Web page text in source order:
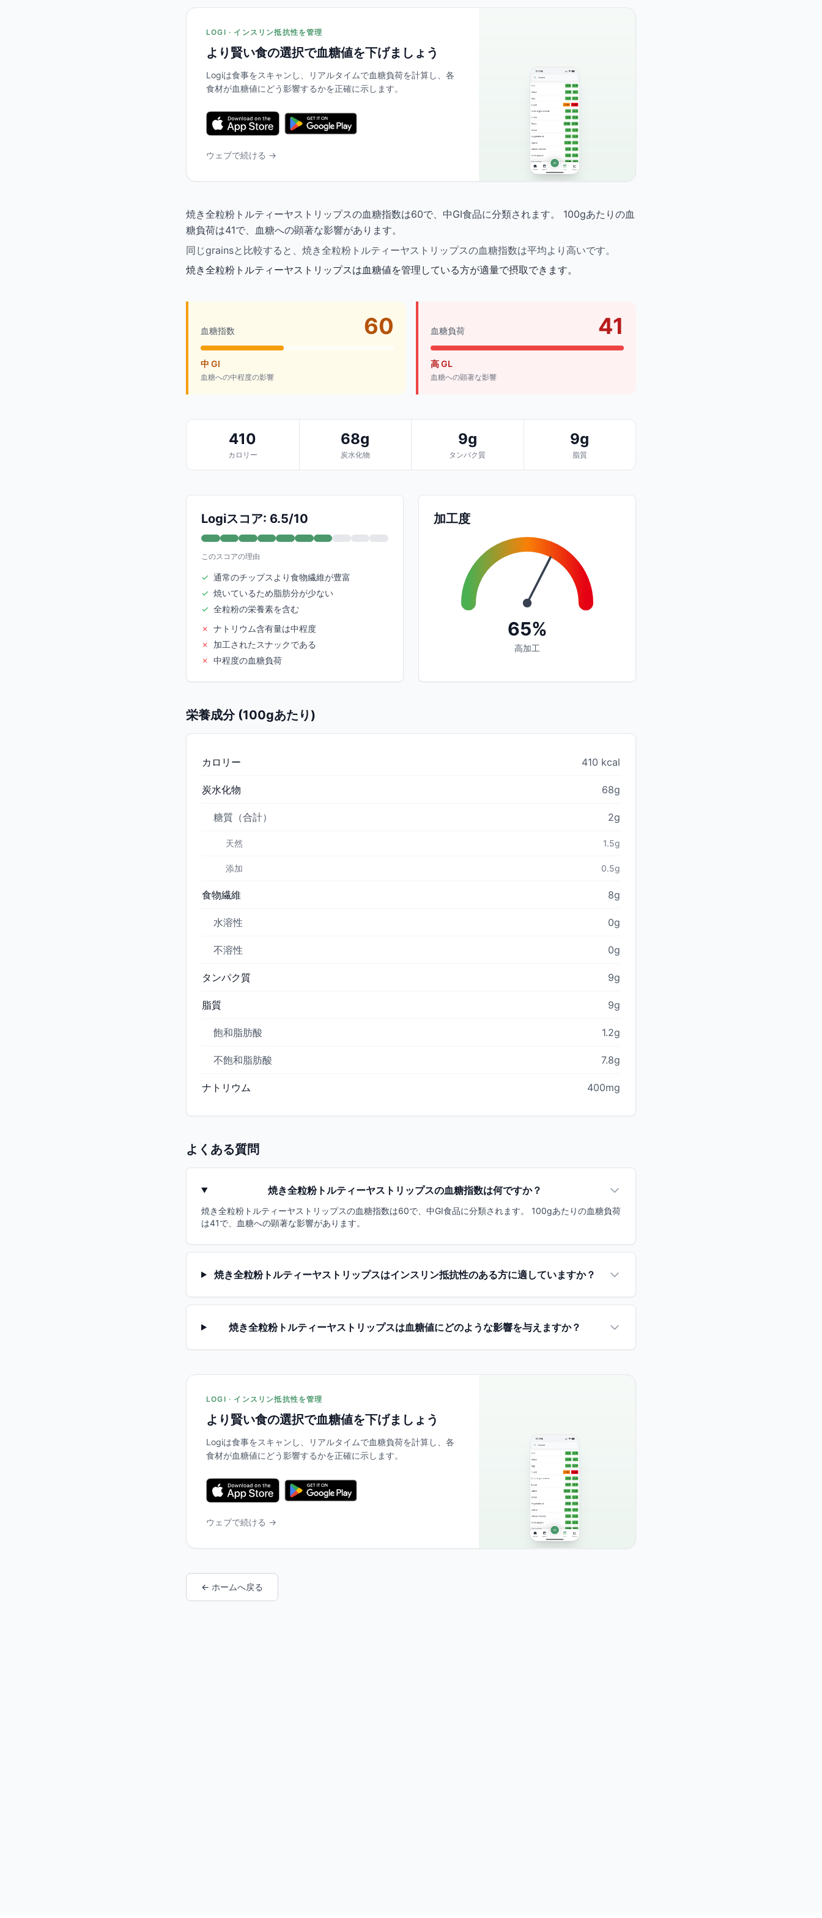
LOGI · インスリン抵抗性を管理
より賢い食の選択で血糖値を下げましょう
Logiは食事をスキャンし、リアルタイムで血糖負荷を計算し、各
食材が血糖値にどう影響するかを正確に示します。
ウェブで続ける →
焼き全粒粉トルティーヤストリップスの血糖指数は60で、中GI食品に分類されます。 100gあたりの血
糖負荷は41で、血糖への顕著な影響があります。
同じgrainsと比較すると、焼き全粒粉トルティーヤストリップスの血糖指数は平均より高いです。
焼き全粒粉トルティーヤストリップスは血糖値を管理している方が適量で摂取できます。
血糖指数 60
中 GI
血糖への中程度の影響
血糖負荷 41
高 GL
血糖への顕著な影響
410
カロリー
68g
炭水化物
9g
タンパク質
9g
脂質
Logiスコア: 6.5/10
このスコアの理由
✓ 通常のチップスより食物繊維が豊富
✓ 焼いているため脂肪分が少ない
✓ 全粒粉の栄養素を含む
✗ ナトリウム含有量は中程度
✗
加工されたスナックである
✗ 中程度の血糖負荷
加工度
65%
高加工
栄養成分 (100gあたり)
カロリー 410 kcal
炭水化物 68g
糖質（合計） 2g
天然 1.5g
添加 0.5g
食物繊維 8g
水溶性 0g
不溶性 0g
タンパク質 9g
脂質 9g
飽和脂肪酸 1.2g
不飽和脂肪酸 7.8g
ナトリウム 400mg
よくある質問
焼き全粒粉トルティーヤストリップスの血糖指数は何ですか？
焼き全粒粉トルティーヤストリップスの血糖指数は60で、中GI食品に分類されます。 100gあたりの血糖負荷
は41で、血糖への顕著な影響があります。
焼き全粒粉トルティーヤストリップスはインスリン抵抗性のある方に適していますか？
焼き全粒粉トルティーヤストリップスは血糖値にどのような影響を与えますか？
LOGI · インスリン抵抗性を管理
より賢い食の選択で血糖値を下げましょう
Logiは食事をスキャンし、リアルタイムで血糖負荷を計算し、各
食材が血糖値にどう影響するかを正確に示します。
ウェブで続ける →
← ホームへ戻る